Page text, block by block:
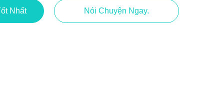
Nhất Nói Chuyện Ngay.